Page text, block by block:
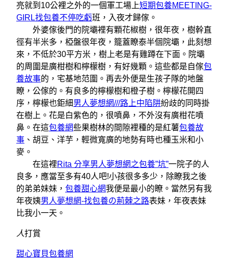
亮就到10公裡之外的一個軍工場上短期包養MEETING-
GIRL找包養不停吃虧班，入夜才歸傢。
外婆傢後門的院壩裡有顆花椒樹，很年夜，樹幹直
徑有半米多，椏盤很年夜，籠蓋瞭泰半個院壩，此刻想
來，不低於30平方米，樹上老是有雞蹲在下面。院壩
的周圍是廣柑樹和檸檬樹，有好幾顆。這些都是自傢包
養故事的，宅基地范圍。再去外便是生孩子隊的地盤
瞭，公傢的。有良多的檸檬樹和橙子樹。檸檬花開四
序，檸檬也鉅細男人夢想網///路上中陷阱紛歧的同時掛
在樹上。花是白紫色的，很噴鼻，不外沒有廣柑花噴
鼻。在這包養網些果樹林的間隙裡種的是紅薯包養故
事 、胡豆、洋芋，輕微寬廣的地勢有時也種玉米和小
麥。
在這裡Rita 分享男人夢想網之包養”坑”一院子的人
良多，應當至多有40人吧!小孩很多多少，除瞭我之後
的弟弟妹妹， 包養甜心網我便是最小的瞭。當然另有我
年夜姨男人夢想網-找包養の荊棘之路表妹，年夜表妹
比我小一天。
人打賞
甜心寶貝包養網